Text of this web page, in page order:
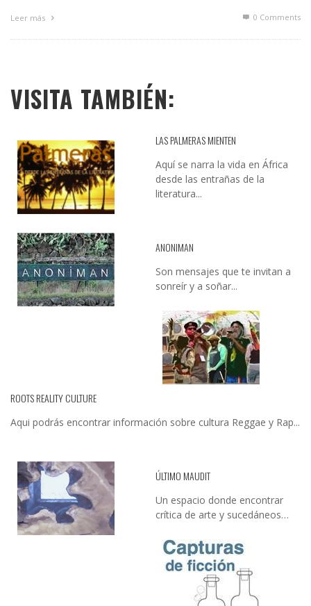
Leer más 0 Comments
VISITA TAMBIÉN:
LAS PALMERAS MIENTEN
Aquí se narra la vida en África
desde las entrañas de la
literatura...
ANONIMAN
Son mensajes que te invitan a
sonreír y a soñar...
ROOTS REALITY CULTURE
Aqui podrás encontrar información sobre cultura Reggae y Rap...
ÚLTIMO MAUDIT
Un espacio donde encontrar
crítica de arte y sucedáneos…